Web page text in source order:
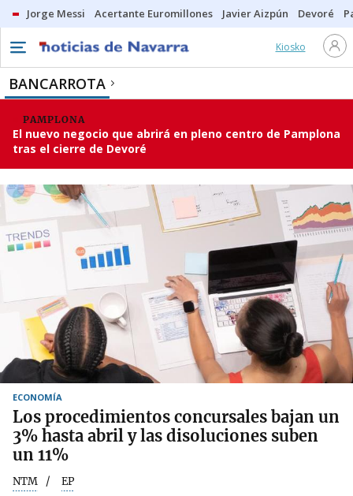
Jorge Messi Acertante Euromillones Javier Aizpún Devoré
Kiosko
BANCARROTA
PAMPLONA
El nuevo negocio que abrirá en pleno centro de Pamplona
tras el cierre de Devoré
ECONOMÍA
Los procedimientos concursales bajan un
3% hasta abril y las disoluciones suben
un 11%
NTM EP